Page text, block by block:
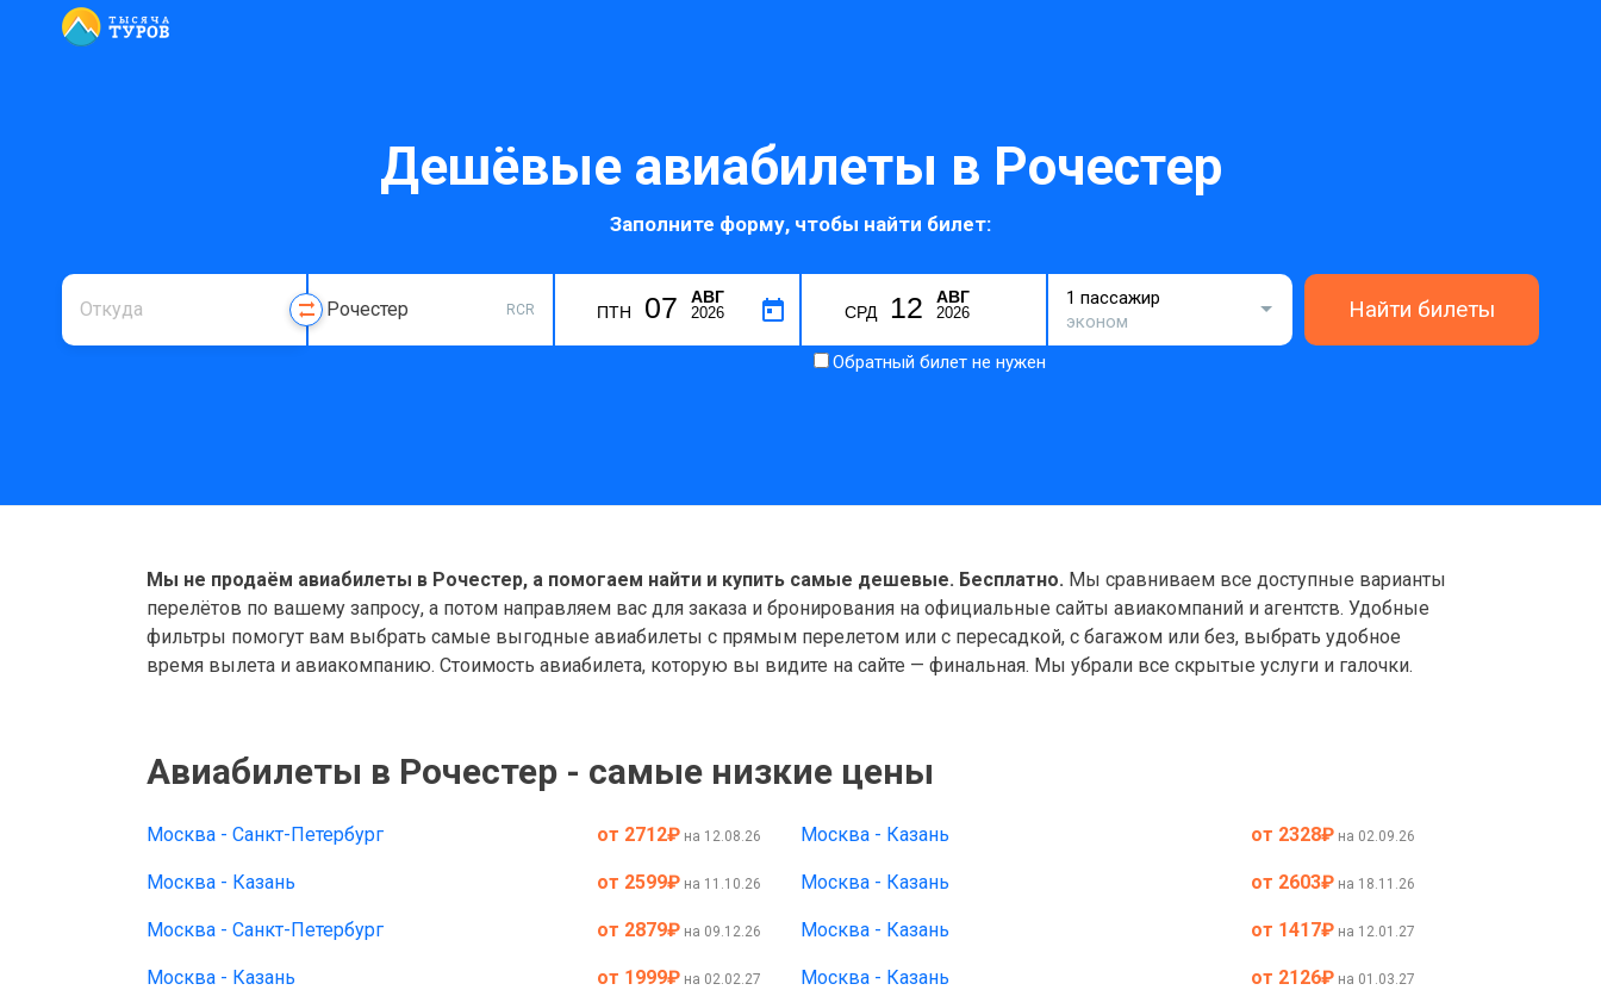
Дешёвые авиабилеты в Рочестер
Заполните форму, чтобы найти билет:
RCR ПТН 07 АВГ
2026 СРД 12 АВГ
2026
1 пассажир
эконом
Найти билеты
Обратный билет не нужен
Мы не продаём авиабилеты в Рочестер, а помогаем найти и купить самые дешевые. Бесплатно. Мы сравниваем все доступные варианты
перелётов по вашему запросу, а потом направляем вас для заказа и бронирования на официальные сайты авиакомпаний и агентств. Удобные
фильтры помогут вам выбрать самые выгодные авиабилеты с прямым перелетом или с пересадкой, с багажом или без, выбрать удобное
время вылета и авиакомпанию. Стоимость авиабилета, которую вы видите на сайте — финальная. Мы убрали все скрытые услуги и галочки.
Авиабилеты в Рочестер - самые низкие цены
Москва - Санкт-Петербург от 2712₽ на 12.08.26 Москва - Казань от 2328₽ на 02.09.26
Москва - Казань от 2599₽ на 11.10.26 Москва - Казань от 2603₽ на 18.11.26
Москва - Санкт-Петербург от 2879₽ на 09.12.26 Москва - Казань от 1417₽ на 12.01.27
Москва - Казань от 1999₽ на 02.02.27 Москва - Казань от 2126₽ на 01.03.27